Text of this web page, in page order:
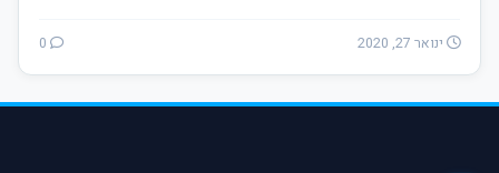
ינואר 27, 2020